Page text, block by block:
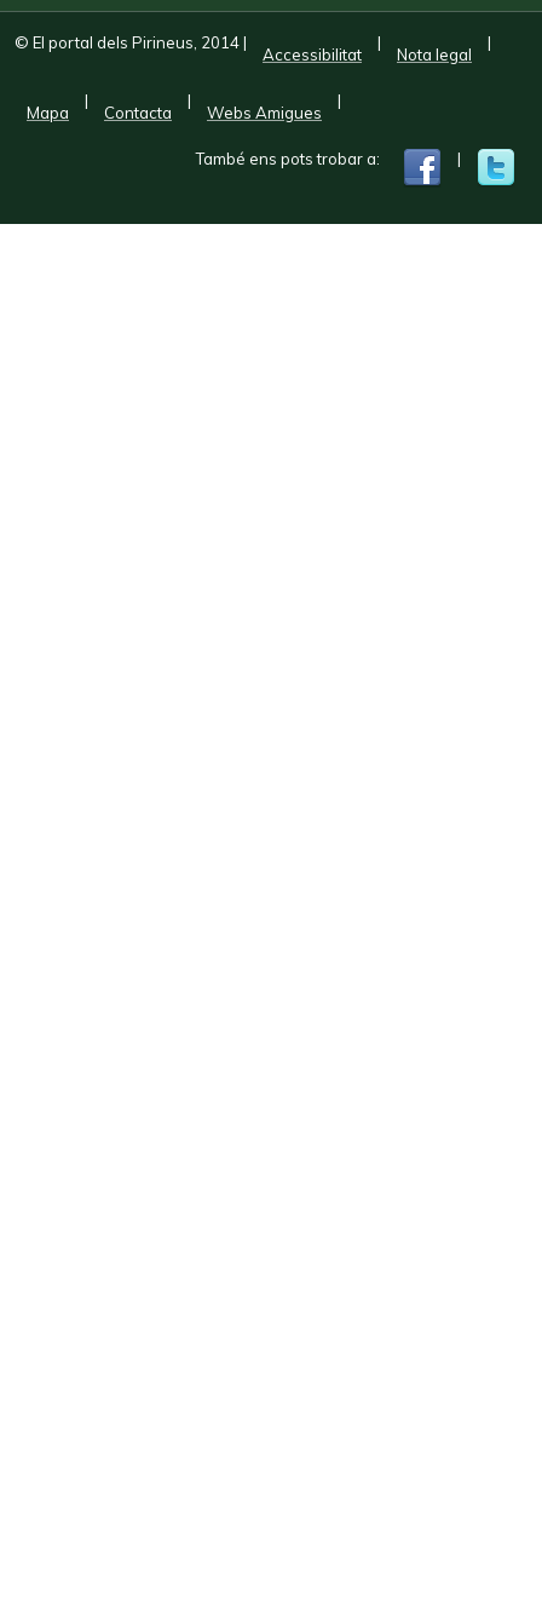
© El portal dels Pirineus, 2014|
Accessibilitat
|
Nota legal
|
Mapa
|
Contacta
|
Webs Amigues
|
També ens pots trobar a: |